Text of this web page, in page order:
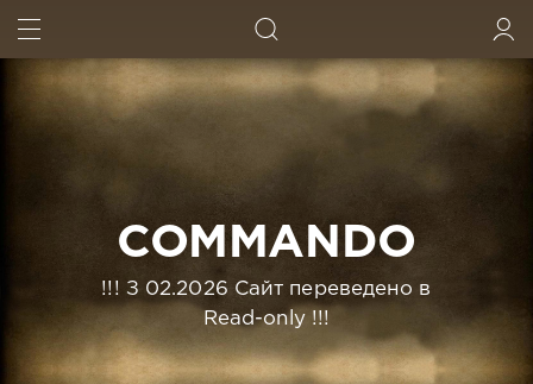
COMMANDO
!!! З 02.2026 Сайт переведено в
Read-only !!!